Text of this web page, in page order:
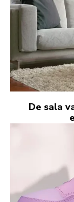
De sala